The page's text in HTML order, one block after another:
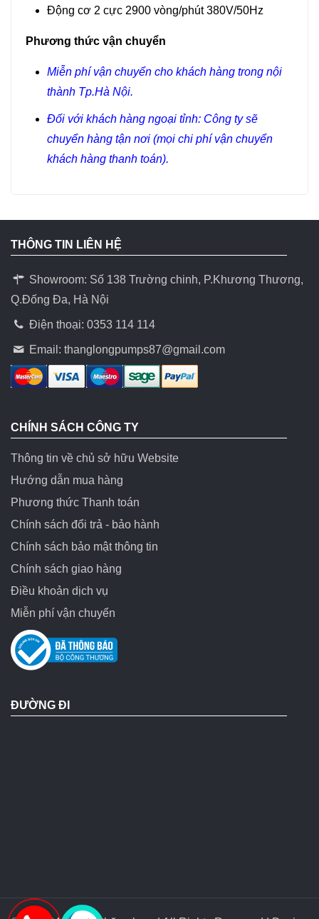
Động cơ 2 cực 2900 vòng/phút 380V/50Hz
Phương thức vận chuyển
Miễn phí vận chuyển cho khách hàng trong nội
thành Tp.Hà Nội.
Đối với khách hàng ngoại tỉnh: Công ty sẽ
chuyển hàng tận nơi (mọi chi phí vận chuyển
khách hàng thanh toán).
THÔNG TIN LIÊN HỆ
Showroom: Số 138 Trường chinh, P.Khương Thương,
Q.Đống Đa, Hà Nội
Điện thoại: 0353 114 114
Email:thanglongpumps87@gmail.com
CHÍNH SÁCH CÔNG TY
Thông tin về chủ sở hữu Website
Hướng dẫn mua hàng
Phương thức Thanh toán
Chính sách đổi trả - bảo hành
Chính sách bảo mật thông tin
Chính sách giao hàng
Điều khoản dịch vụ
Miễn phí vận chuyển
ĐƯỜNG ĐI